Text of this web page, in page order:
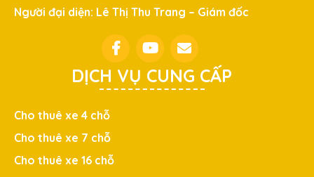
Người đại diện: Lê Thị Thu Trang – Giám đốc
DỊCH VỤ CUNG CẤP
Cho thuê xe 4 chỗ
Cho thuê xe 7 chỗ
Cho thuê xe 16 chỗ